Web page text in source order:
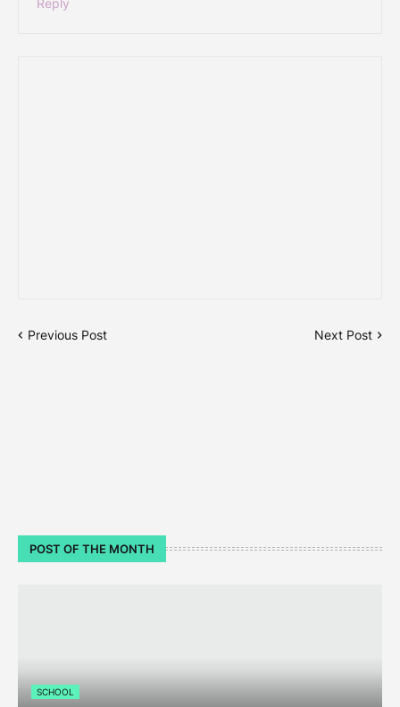
Reply
Previous Post Next Post
POST OF THE MONTH
SCHOOL